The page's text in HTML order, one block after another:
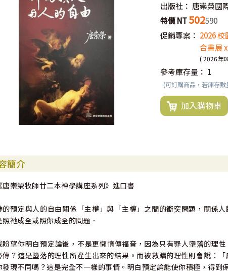
出版社： 唐崇榮國
特價 NT502590
促銷專案： 2026
合書展
( 2026年
參考庫存量： 1
(可訂購商品，若庫存
加入購物車
簡介
唐崇榮牧師廿二本神學講座系列》進口書
的預定與人的自由關係「主權」與「主權」之間的衝突問題，關係
照祂成全或照你成全的問題．
盼望你明白預定論後，不是更懶惰傳福音，因為只有罪人墮落的理
傳？這是墮落的理性所產生出來的結果。而被救贖的理性則會說：
發現不同嗎？這是完全不一樣的事情。明白預定論能使你積極，得到